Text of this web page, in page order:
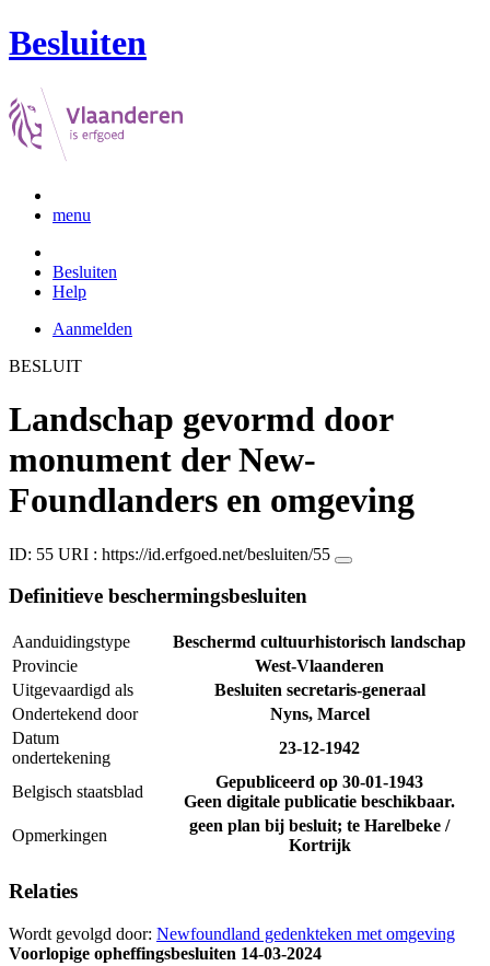
Besluiten
menu
Besluiten
Help
Aanmelden
BESLUIT
Landschap gevormd door
monument der New-
Foundlanders en omgeving
ID: 55 URI : https://id.erfgoed.net/besluiten/55
Definitieve beschermingsbesluiten
Aanduidingstype
Beschermd cultuurhistorisch landschap
Provincie
West-Vlaanderen
Uitgevaardigd als
Besluiten secretaris-generaal
Ondertekend door
Nyns, Marcel
Datum
ondertekening
23-12-1942
Belgisch staatsblad
Gepubliceerd op 30-01-1943
Geen digitale publicatie beschikbaar.
Opmerkingen
geen plan bij besluit; te Harelbeke /
Kortrijk
Relaties
Wordt gevolgd door: Newfoundland gedenkteken met omgeving
Voorlopige opheffingsbesluiten 14-03-2024